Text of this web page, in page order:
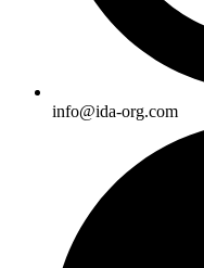
info@ida-org.com